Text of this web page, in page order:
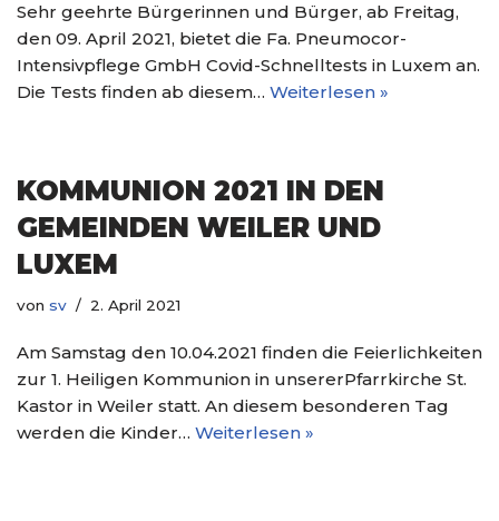
Sehr geehrte Bürgerinnen und Bürger, ab Freitag,
den 09. April 2021, bietet die Fa. Pneumocor-
Intensivpflege GmbH Covid-Schnelltests in Luxem an.
Die Tests finden ab diesem… Weiterlesen »
KOMMUNION 2021 IN DEN
GEMEINDEN WEILER UND
LUXEM
von sv 2. April 2021
Am Samstag den 10.04.2021 finden die Feierlichkeiten
zur 1. Heiligen Kommunion in unsererPfarrkirche St.
Kastor in Weiler statt. An diesem besonderen Tag
werden die Kinder… Weiterlesen »